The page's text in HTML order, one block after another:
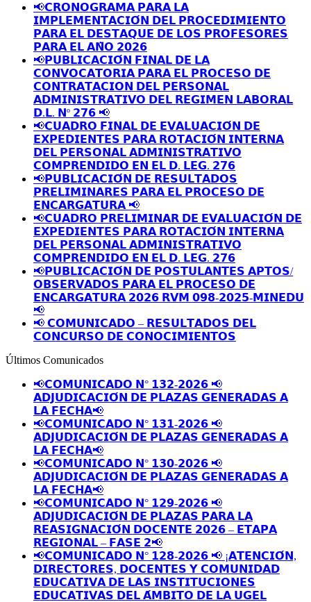
📢𝗖𝗥𝗢𝗡𝗢𝗚𝗥𝗔𝗠𝗔 𝗣𝗔𝗥𝗔 𝗟𝗔
𝗜𝗠𝗣𝗟𝗘𝗠𝗘𝗡𝗧𝗔𝗖𝗜𝗢́𝗡 𝗗𝗘𝗟 𝗣𝗥𝗢𝗖𝗘𝗗𝗜𝗠𝗜𝗘𝗡𝗧𝗢
𝗣𝗔𝗥𝗔 𝗘𝗟 𝗗𝗘𝗦𝗧𝗔𝗤𝗨𝗘 𝗗𝗘 𝗟𝗢𝗦 𝗣𝗥𝗢𝗙𝗘𝗦𝗢𝗥𝗘𝗦
𝗣𝗔𝗥𝗔 𝗘𝗟 𝗔𝗡̃𝗢 𝟮𝟬𝟮𝟲
📢𝗣𝗨𝗕𝗟𝗜𝗖𝗔𝗖𝗜𝗢́𝗡 𝗙𝗜𝗡𝗔𝗟 𝗗𝗘 𝗟𝗔
𝗖𝗢𝗡𝗩𝗢𝗖𝗔𝗧𝗢𝗥𝗜𝗔 𝗣𝗔𝗥𝗔 𝗘𝗟 𝗣𝗥𝗢𝗖𝗘𝗦𝗢 𝗗𝗘
𝗖𝗢𝗡𝗧𝗥𝗔𝗧𝗔𝗖𝗜𝗢𝗡 𝗗𝗘𝗟 𝗣𝗘𝗥𝗦𝗢𝗡𝗔𝗟
𝗔𝗗𝗠𝗜𝗡𝗜𝗦𝗧𝗥𝗔𝗧𝗜𝗩𝗢 𝗗𝗘𝗟 𝗥𝗘𝗚𝗜𝗠𝗘𝗡 𝗟𝗔𝗕𝗢𝗥𝗔𝗟
𝗗.𝗟. 𝗡º 𝟮𝟳𝟲 📢
📢𝗖𝗨𝗔𝗗𝗥𝗢 𝗙𝗜𝗡𝗔𝗟 𝗗𝗘 𝗘𝗩𝗔𝗟𝗨𝗔𝗖𝗜𝗢́𝗡 𝗗𝗘
𝗘𝗫𝗣𝗘𝗗𝗜𝗘𝗡𝗧𝗘𝗦 𝗣𝗔𝗥𝗔 𝗥𝗢𝗧𝗔𝗖𝗜𝗢́𝗡 𝗜𝗡𝗧𝗘𝗥𝗡𝗔
𝗗𝗘𝗟 𝗣𝗘𝗥𝗦𝗢𝗡𝗔𝗟 𝗔𝗗𝗠𝗜𝗡𝗜𝗦𝗧𝗥𝗔𝗧𝗜𝗩𝗢
𝗖𝗢𝗠𝗣𝗥𝗘𝗡𝗗𝗜𝗗𝗢 𝗘𝗡 𝗘𝗟 𝗗. 𝗟𝗘𝗚. 𝟮𝟳𝟲
📢𝗣𝗨𝗕𝗟𝗜𝗖𝗔𝗖𝗜𝗢́𝗡 𝗗𝗘 𝗥𝗘𝗦𝗨𝗟𝗧𝗔𝗗𝗢𝗦
𝗣𝗥𝗘𝗟𝗜𝗠𝗜𝗡𝗔𝗥𝗘𝗦 𝗣𝗔𝗥𝗔 𝗘𝗟 𝗣𝗥𝗢𝗖𝗘𝗦𝗢 𝗗𝗘
𝗘𝗡𝗖𝗔𝗥𝗚𝗔𝗧𝗨𝗥𝗔 📢
📢𝗖𝗨𝗔𝗗𝗥𝗢 𝗣𝗥𝗘𝗟𝗜𝗠𝗜𝗡𝗔𝗥 𝗗𝗘 𝗘𝗩𝗔𝗟𝗨𝗔𝗖𝗜𝗢́𝗡 𝗗𝗘
𝗘𝗫𝗣𝗘𝗗𝗜𝗘𝗡𝗧𝗘𝗦 𝗣𝗔𝗥𝗔 𝗥𝗢𝗧𝗔𝗖𝗜𝗢́𝗡 𝗜𝗡𝗧𝗘𝗥𝗡𝗔
𝗗𝗘𝗟 𝗣𝗘𝗥𝗦𝗢𝗡𝗔𝗟 𝗔𝗗𝗠𝗜𝗡𝗜𝗦𝗧𝗥𝗔𝗧𝗜𝗩𝗢
𝗖𝗢𝗠𝗣𝗥𝗘𝗡𝗗𝗜𝗗𝗢 𝗘𝗡 𝗘𝗟 𝗗. 𝗟𝗘𝗚. 𝟮𝟳𝟲
📢𝗣𝗨𝗕𝗟𝗜𝗖𝗔𝗖𝗜𝗢́𝗡 𝗗𝗘 𝗣𝗢𝗦𝗧𝗨𝗟𝗔𝗡𝗧𝗘𝗦 𝗔𝗣𝗧𝗢𝗦/
𝗢𝗕𝗦𝗘𝗥𝗩𝗔𝗗𝗢𝗦 𝗣𝗔𝗥𝗔 𝗘𝗟 𝗣𝗥𝗢𝗖𝗘𝗦𝗢 𝗗𝗘
𝗘𝗡𝗖𝗔𝗥𝗚𝗔𝗧𝗨𝗥𝗔 𝟮𝟬𝟮𝟲 𝗥𝗩𝗠 𝟬𝟵𝟴-𝟮𝟬𝟮𝟱-𝗠𝗜𝗡𝗘𝗗𝗨
📢
📢 𝗖𝗢𝗠𝗨𝗡𝗜𝗖𝗔𝗗𝗢 – 𝗥𝗘𝗦𝗨𝗟𝗧𝗔𝗗𝗢𝗦 𝗗𝗘𝗟
𝗖𝗢𝗡𝗖𝗨𝗥𝗦𝗢 𝗗𝗘 𝗖𝗢𝗡𝗢𝗖𝗜𝗠𝗜𝗘𝗡𝗧𝗢𝗦
Últimos Comunicados
📢𝗖𝗢𝗠𝗨𝗡𝗜𝗖𝗔𝗗𝗢 𝗡° 𝟭𝟯𝟮-𝟮𝟬𝟮𝟲 📢
𝗔𝗗𝗝𝗨𝗗𝗜𝗖𝗔𝗖𝗜𝗢́𝗡 𝗗𝗘 𝗣𝗟𝗔𝗭𝗔𝗦 𝗚𝗘𝗡𝗘𝗥𝗔𝗗𝗔𝗦 𝗔
𝗟𝗔 𝗙𝗘𝗖𝗛𝗔📢
📢𝗖𝗢𝗠𝗨𝗡𝗜𝗖𝗔𝗗𝗢 𝗡° 𝟭𝟯𝟭-𝟮𝟬𝟮𝟲 📢
𝗔𝗗𝗝𝗨𝗗𝗜𝗖𝗔𝗖𝗜𝗢́𝗡 𝗗𝗘 𝗣𝗟𝗔𝗭𝗔𝗦 𝗚𝗘𝗡𝗘𝗥𝗔𝗗𝗔𝗦 𝗔
𝗟𝗔 𝗙𝗘𝗖𝗛𝗔📢
📢𝗖𝗢𝗠𝗨𝗡𝗜𝗖𝗔𝗗𝗢 𝗡° 𝟭𝟯𝟬-𝟮𝟬𝟮𝟲 📢
𝗔𝗗𝗝𝗨𝗗𝗜𝗖𝗔𝗖𝗜𝗢́𝗡 𝗗𝗘 𝗣𝗟𝗔𝗭𝗔𝗦 𝗚𝗘𝗡𝗘𝗥𝗔𝗗𝗔𝗦 𝗔
𝗟𝗔 𝗙𝗘𝗖𝗛𝗔📢
📢𝗖𝗢𝗠𝗨𝗡𝗜𝗖𝗔𝗗𝗢 𝗡° 𝟭𝟮𝟵-𝟮𝟬𝟮𝟲 📢
𝗔𝗗𝗝𝗨𝗗𝗜𝗖𝗔𝗖𝗜𝗢́𝗡 𝗗𝗘 𝗣𝗟𝗔𝗭𝗔𝗦 𝗣𝗔𝗥𝗔 𝗟𝗔
𝗥𝗘𝗔𝗦𝗜𝗚𝗡𝗔𝗖𝗜𝗢́𝗡 𝗗𝗢𝗖𝗘𝗡𝗧𝗘 𝟮𝟬𝟮𝟲 – 𝗘𝗧𝗔𝗣𝗔
𝗥𝗘𝗚𝗜𝗢𝗡𝗔𝗟 – 𝗙𝗔𝗦𝗘 𝟮📢
📢𝗖𝗢𝗠𝗨𝗡𝗜𝗖𝗔𝗗𝗢 𝗡° 𝟭𝟮𝟴-𝟮𝟬𝟮𝟲 📢 ¡𝗔𝗧𝗘𝗡𝗖𝗜𝗢́𝗡,
𝗗𝗜𝗥𝗘𝗖𝗧𝗢𝗥𝗘𝗦, 𝗗𝗢𝗖𝗘𝗡𝗧𝗘𝗦 𝗬 𝗖𝗢𝗠𝗨𝗡𝗜𝗗𝗔𝗗
𝗘𝗗𝗨𝗖𝗔𝗧𝗜𝗩𝗔 𝗗𝗘 𝗟𝗔𝗦 𝗜𝗡𝗦𝗧𝗜𝗧𝗨𝗖𝗜𝗢𝗡𝗘𝗦
𝗘𝗗𝗨𝗖𝗔𝗧𝗜𝗩𝗔𝗦 𝗗𝗘𝗟 𝗔́𝗠𝗕𝗜𝗧𝗢 𝗗𝗘 𝗟𝗔 𝗨𝗚𝗘𝗟